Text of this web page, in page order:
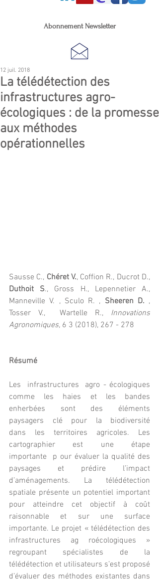
Abonnement Newsletter
La télédétection des
infrastructures agro-
écologiques : de la promesse
aux méthodes
opérationnelles
12 juil. 2018
Sausse C., Chéret V.
Duthoit S., Gross H., Lepennetier A.,
Manneville V. , Sculo R. , Sheeren D. ,
Tosser V.,  Wartelle R., Innovations
Agronomiques, 6 3 (2018), 267 - 278
Résumé
Les  infrastructures  agro - écologiques
comme  les  haies  et  les  bandes
enherbées  sont  des  éléments
paysagers  clé  pour  la  biodiversité
dans  les  territoires  agricoles.  Les
cartographier  est  une  étape
importante  p our évaluer la qualité des
paysages et prédire l’impact
d’aménagements. La télédétection
spatiale présente un potentiel important
pour atteindre cet objectif à coût
raisonnable et sur une surface
importante. Le projet « télédétection des
infrastructures ag roécologiques »
regroupant spécialistes de la
télédétection et utilisateurs s’est proposé
d’évaluer des méthodes existantes dans